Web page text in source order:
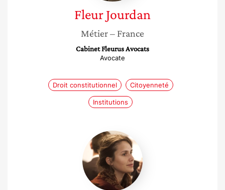
FleurJourdan
Métier– France
Cabinet Fleurus Avocats
Avocate
Droit constitutionnel Citoyenneté
Institutions
Anaïs
Voy-
Gillis